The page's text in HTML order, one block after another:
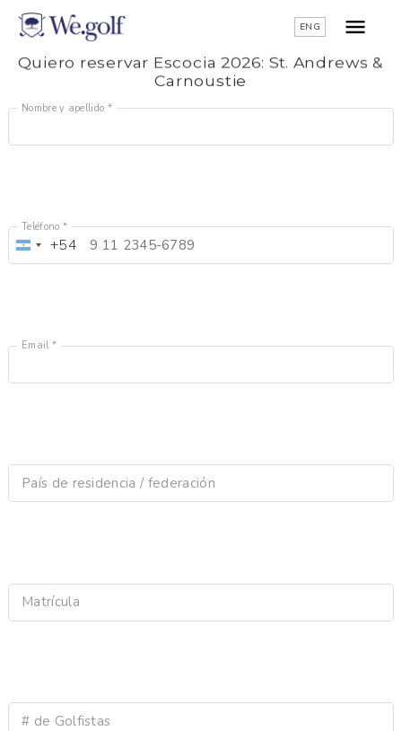
ENG
Quiero reservar Escocia 2026: St. Andrews &
Carnoustie
Nombre y apellido *
Argentina
+54
Teléfono *
Email *
País de residencia / federación
Matrícula
# de Golfistas